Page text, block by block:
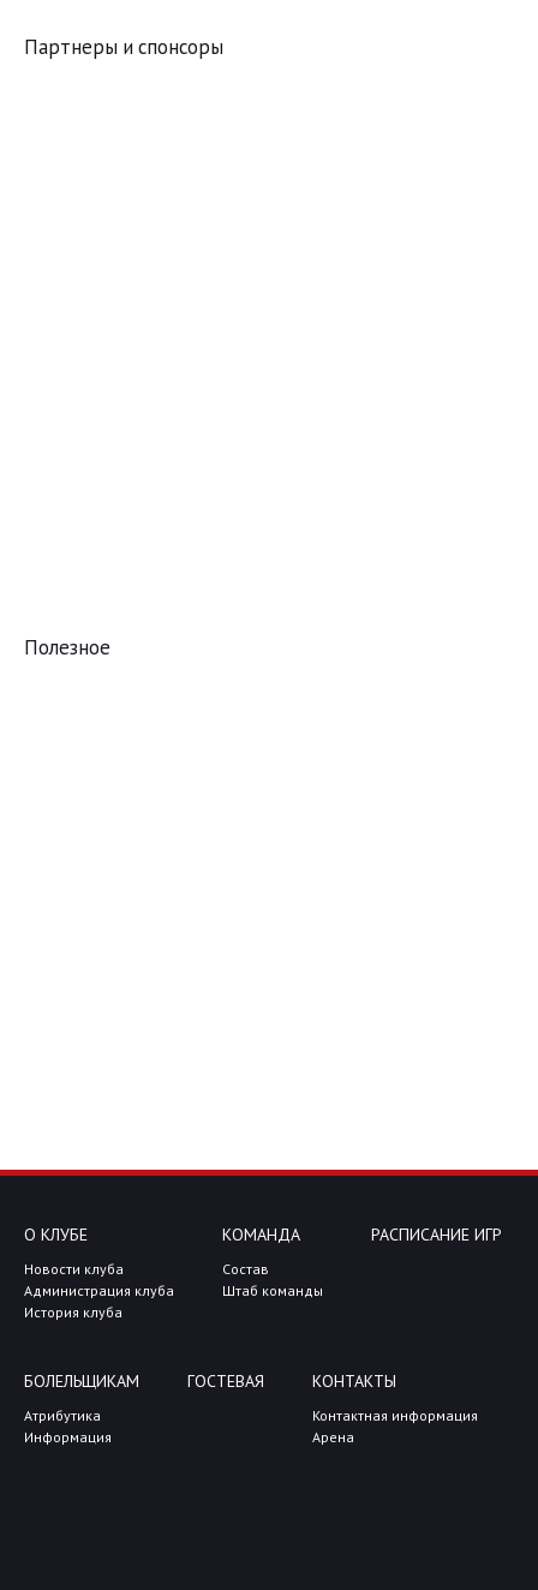
Партнеры и спонсоры
Полезное
О КЛУБЕ
Новости клуба
Администрация клуба
История клуба
КОМАНДА
Состав
Штаб команды
РАСПИСАНИЕ ИГР
БОЛЕЛЬЩИКАМ
Атрибутика
Информация
ГОСТЕВАЯ КОНТАКТЫ
Контактная информация
Арена